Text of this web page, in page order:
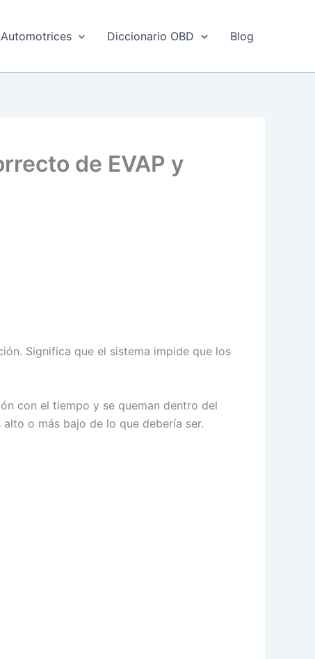
Diccionario OBD Blog
de EVAP y
Significa que el sistema impide que los
con el tiempo y se queman dentro del
o más bajo de lo que debería ser.